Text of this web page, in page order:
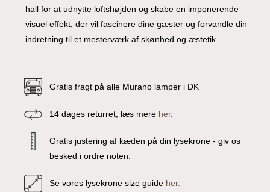
hall for at udnytte loftshøjden og skabe en imponerende
visuel effekt, der vil fascinere dine gæster og forvandle din
indretning til et mesterværk af skønhed og æstetik.
Gratis fragt på alle Murano lamper i DK
14 dages returret, læs mere her.
Gratis justering af kæden på din lysekrone - giv os
besked i ordre noten.
Se vores lysekrone size guide her.